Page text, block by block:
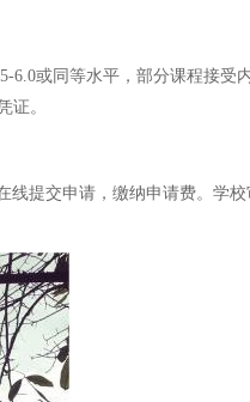
6.0或同等水平，部分课程接受
证。
提交申请，缴纳申请费。学